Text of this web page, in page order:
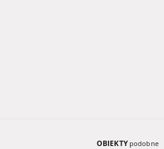
OBIEKTY podobne